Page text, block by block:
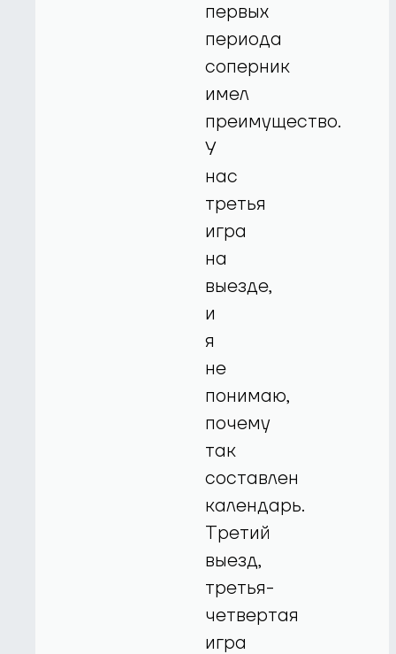
первых
периода
соперник
имел
преимущество.
У
нас
третья
игра
на
выезде,
и
я
не
понимаю,
почему
так
составлен
календарь.
Третий
выезд,
третья-
четвертая
игра